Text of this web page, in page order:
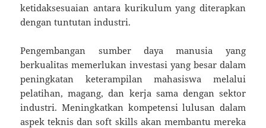
ketidaksesuaian antara kurikulum yang diterapkan
dengan tuntutan industri.
Pengembangan sumber daya manusia yang
berkualitas memerlukan investasi yang besar dalam
peningkatan keterampilan mahasiswa melalui
pelatihan, magang, dan kerja sama dengan sektor
industri. Meningkatkan kompetensi lulusan dalam
aspek teknis dan soft skills akan membantu mereka